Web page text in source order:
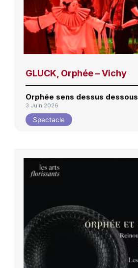
GLUCK, Orphée – Vichy
Orphée sens dessus dessous
3 Juin 2026
Spectacle